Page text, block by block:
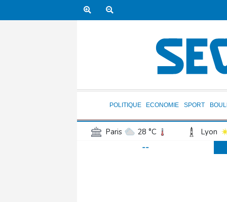
POLITIQUE ECONOMIE SPORT
Paris 28 °C Lyon
Luxembourg
--